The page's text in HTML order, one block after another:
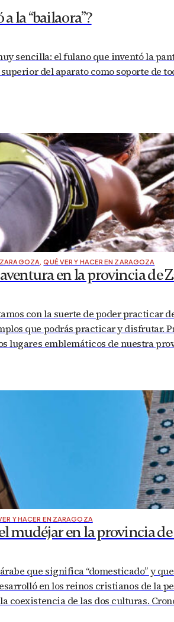
la “bailaora”?
sencilla: el fulano que inventó la
del aparato como soporte de
ZARAGOZA, QUÉ VER Y HACER EN ZARAGOZA
en la provincia de
con la suerte de poder practicar
que podrás practicar y disfrutar.
lugares emblemáticos de nuestra
Y HACER EN ZARAGOZA
mudéjar en la provincia
que significa “domesticado” y
en los reinos cristianos de la
coexistencia de las dos culturas.